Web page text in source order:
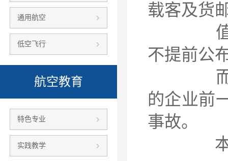
通用航空
低空飞行
航空教育
特色专业
实践教学
载客及货
值得注
不提前公
而第二
的企业前
事故。
本项管